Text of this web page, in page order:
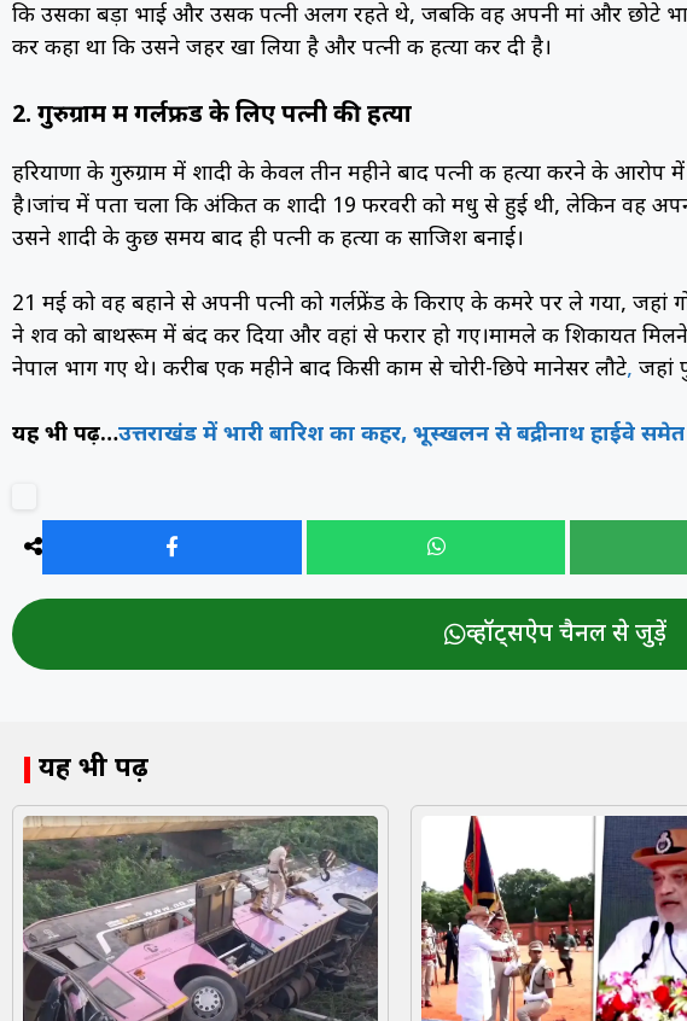
कि उसका बड़ा भाई और उसकी पत्नी अलग रहते थे, जबकि वह अपनी मां और छोटे
कर कहा था कि उसने जहर खा लिया है और पत्नी की हत्या कर दी है।
2. गुरुग्राम में गर्लफ्रेंड के लिए पत्नी की हत्या
हरियाणा के गुरुग्राम में शादी के केवल तीन महीने बाद पत्नी की हत्या करने के आरोप
है।जांच में पता चला कि अंकित की शादी 19 फरवरी को मधु से हुई थी, लेकिन वह
उसने शादी के कुछ समय बाद ही पत्नी की हत्या की साजिश बनाई।
21 मई को वह बहाने से अपनी पत्नी को गर्लफ्रेंड के किराए के कमरे पर ले गया, जहां
ने शव को बाथरूम में बंद कर दिया और वहां से फरार हो गए।मामले की शिकायत
नेपाल भाग गए थे। करीब एक महीने बाद किसी काम से चोरी-छिपे मानेसर लौटे, जहां
यह भी पढ़ें…उत्तराखंड में भारी बारिश का कहर, भूस्खलन से बद्रीनाथ हाईवे
व्हॉट्सऐप चैनल से जुड़ें
यह भी पढ़ें